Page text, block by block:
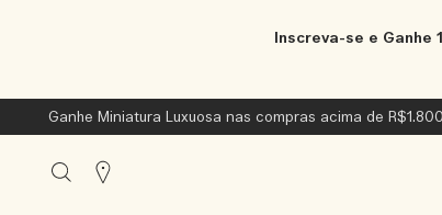
Inscreva-se e Ganhe
Ganhe Miniatura Luxuosa nas compras acima de
Stores